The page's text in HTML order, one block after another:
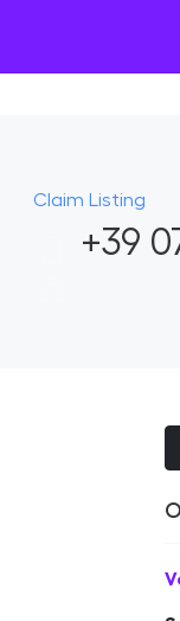
Claim Listing
+39